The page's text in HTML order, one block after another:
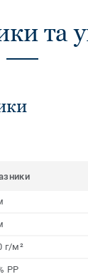
та
г/м²
PP